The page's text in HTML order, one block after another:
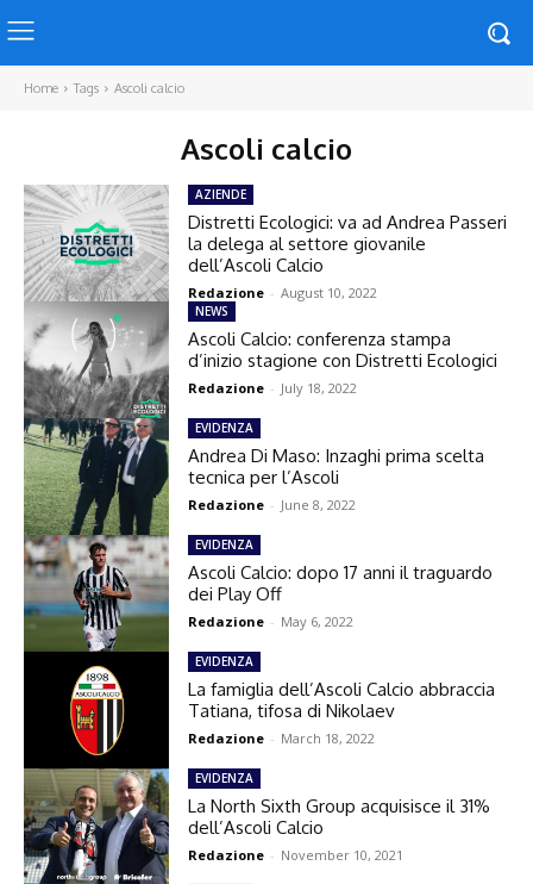
Home Tags Ascoli calcio
Ascoli calcio
AZIENDE
Distretti Ecologici: va ad Andrea Passeri
la delega al settore giovanile
dell’Ascoli Calcio
Redazione - August 10, 2022
NEWS
Ascoli Calcio: conferenza stampa
d’inizio stagione con Distretti Ecologici
Redazione - July 18, 2022
EVIDENZA
Andrea Di Maso: Inzaghi prima scelta
tecnica per l’Ascoli
Redazione - June 8, 2022
EVIDENZA
Ascoli Calcio: dopo 17 anni il traguardo
dei Play Off
Redazione - May 6, 2022
EVIDENZA
La famiglia dell’Ascoli Calcio abbraccia
Tatiana, tifosa di Nikolaev
Redazione - March 18, 2022
EVIDENZA
La North Sixth Group acquisisce il 31%
dell’Ascoli Calcio
Redazione - November 10, 2021